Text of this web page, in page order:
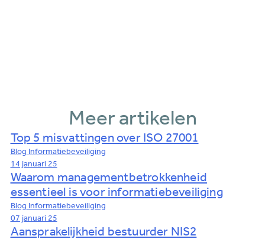
Meer artikelen
Top 5 misvattingen over ISO 27001
Blog Informatiebeveiliging
14 januari 25
Waarom managementbetrokkenheid
essentieel is voor informatiebeveiliging
Blog Informatiebeveiliging
07 januari 25
Aansprakelijkheid bestuurder NIS2